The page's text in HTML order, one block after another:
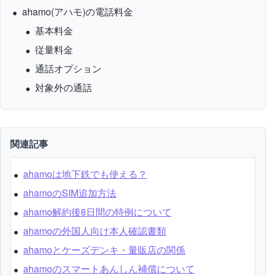
ahamo(アハモ)の電話料金
基本料金
従量料金
通話オプション
対象外の通話
関連記事
ahamoは地下鉄でも使える？
ahamoのSIM追加方法
ahamo解約後8日間の特例について
ahamoの外国人向け本人確認書類
ahamoとケーズデンキ・量販店の関係
ahamoのスマートあんしん補償について